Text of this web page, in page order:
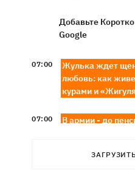
Добавьте
Google
07:00
Жулька ждет
любовь: как
курами и
07:00
В армии - до